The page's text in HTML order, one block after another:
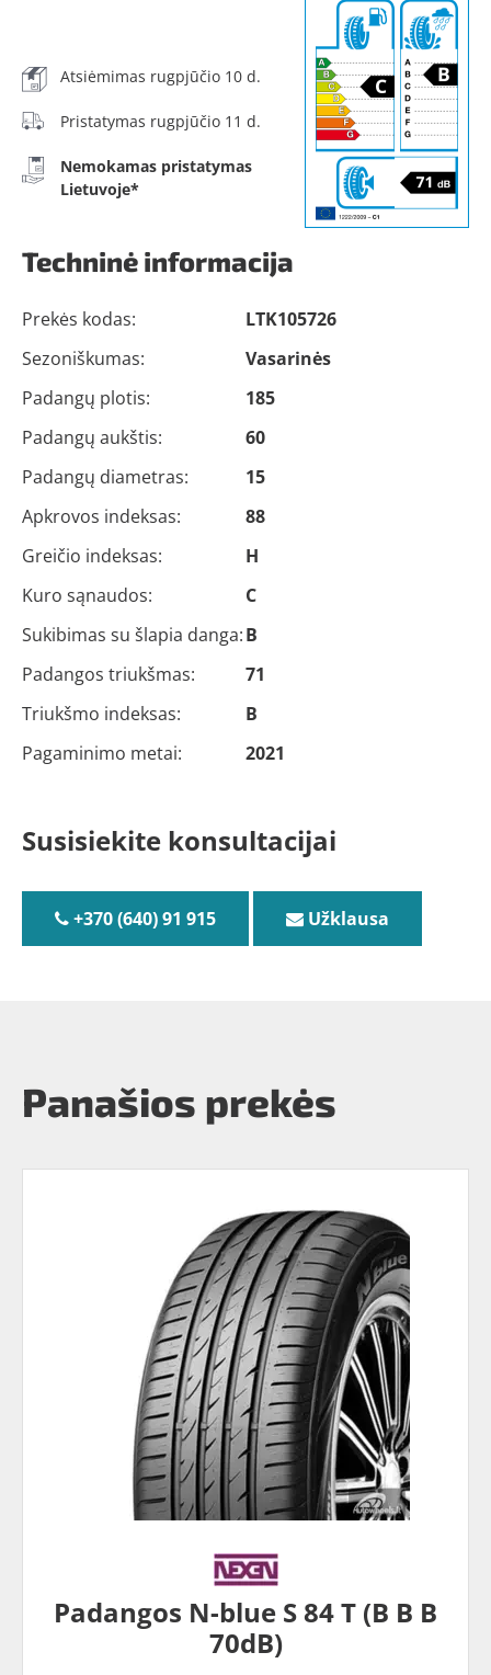
Atsiėmimas rugpjūčio 10 d.
Pristatymas rugpjūčio 11 d.
Nemokamas pristatymas
Lietuvoje*
Techninė informacija
Prekės kodas:
LTK105726
Sezoniškumas:
Vasarinės
Padangų plotis:
185
Padangų aukštis:
60
Padangų diametras:
15
Apkrovos indeksas:
88
Greičio indeksas:
H
Kuro sąnaudos:
C
Sukibimas su šlapia danga:B
Padangos triukšmas:
71
Triukšmo indeksas:
B
Pagaminimo metai:
2021
Susisiekite konsultacijai
+370 (640) 91 915 Užklausa
Panašios prekės
Padangos N-blue S 84 T (B B B
70dB)